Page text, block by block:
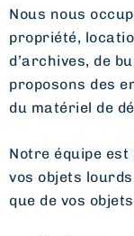
Nous nous
propriété,
d’archives, de
proposons des
du matériel de
Notre équipe
vos objets
que de vos